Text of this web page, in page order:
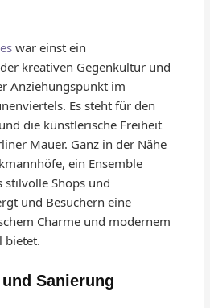
war einst ein
kreativen Gegenkultur und
Anziehungspunkt im
Es steht für den
die künstlerische Freiheit
Mauer. Ganz in der Nähe
ein Ensemble
stilvolle Shops und
und Besuchern eine
Charme und modernem
bietet.
Sanierung